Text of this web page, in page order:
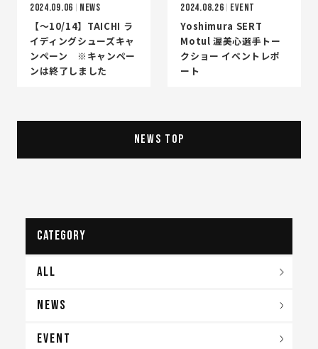
2024.09.06 NEWS
【～10/14】TAICHI ラ
イディングシューズキャ
ンペーン ※キャンペー
ンは終了しました
2024.08.26 EVENT
Yoshimura SERT
Motul 渥美心選手トー
クショー イベントレポ
ート
NEWS TOP
CATEGORY
ALL
NEWS
EVENT